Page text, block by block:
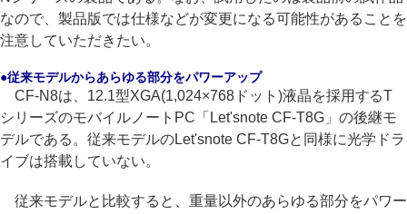
なので、製品版では仕様などが変更になる可能性があることを
注意していただきたい。
●従来モデルからあらゆる部分をパワーアップ
CF-N8は、12.1型XGA(1,024×768ドット)液晶を採用するT
シリーズのモバイルノートPC「Let'snote CF-T8G」の後継モ
デルである。従来モデルのLet'snote CF-T8Gと同様に光学ドラ
イブは搭載していない。
従来モデルと比較すると、重量以外のあらゆる部分をパワー